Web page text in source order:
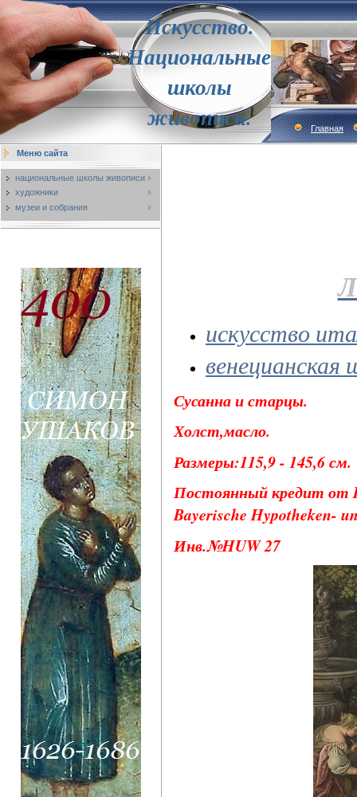
Искусство.
Национальные
школы
живописи.
Главная
Меню сайта
национальные школы живописи
художники
музеи и собрания
искусство
венецианская
Сусанна и старцы.
Холст,масло.
Размеры:115,9 - 145,6 см.
Постоянный кредит от
Bayerische Hypotheken-
Инв.№HUW 27